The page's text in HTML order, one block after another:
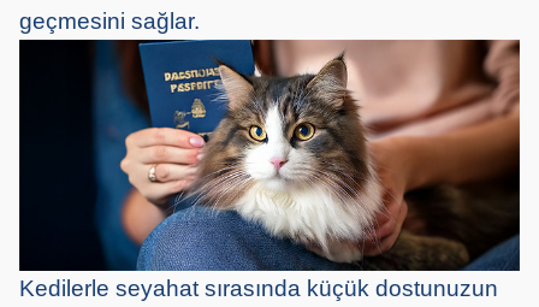
geçmesini sağlar.
Kedilerle seyahat sırasında küçük dostunuzun